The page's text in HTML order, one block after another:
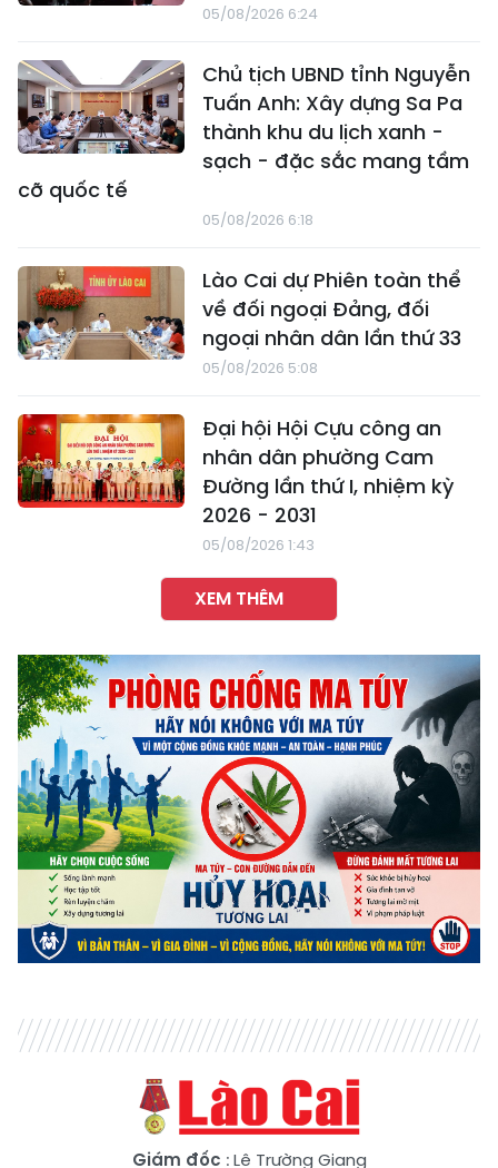
05/08/2026 6:24
Chủ tịch UBND tỉnh Nguyễn
Tuấn Anh: Xây dựng Sa Pa
thành khu du lịch xanh -
sạch - đặc sắc mang tầm
cỡ quốc tế
05/08/2026 6:18
Lào Cai dự Phiên toàn thể
về đối ngoại Đảng, đối
ngoại nhân dân lần thứ 33
05/08/2026 5:08
Đại hội Hội Cựu công an
nhân dân phường Cam
Đường lần thứ I, nhiệm kỳ
2026 - 2031
05/08/2026 1:43
XEM THÊM
Giám đốc : Lê Trường Giang